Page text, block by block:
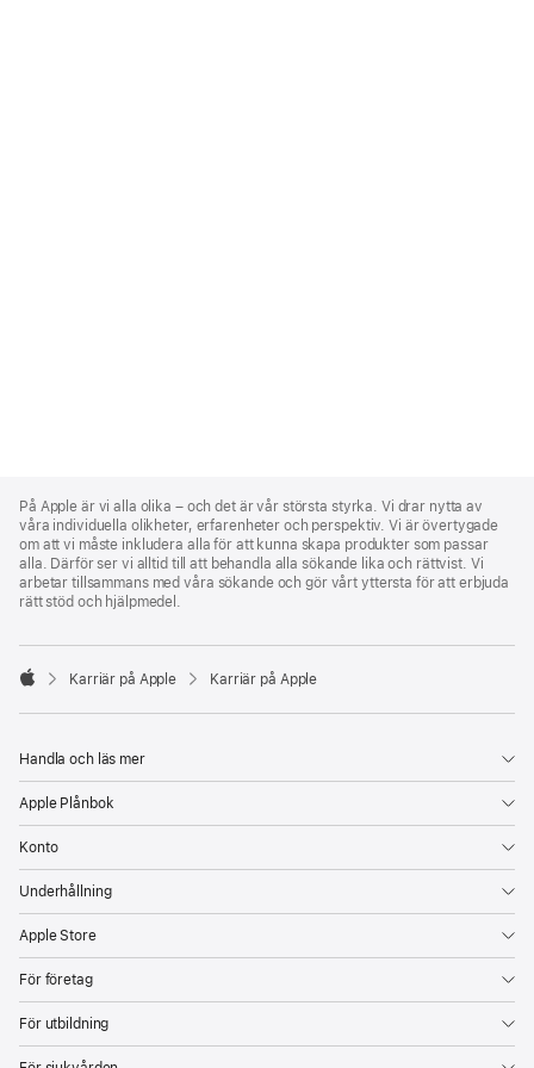
Footer
På Apple är vi alla olika – och det är vår största styrka. Vi drar nytta av
våra individuella olikheter, erfarenheter och perspektiv. Vi är övertygade
om att vi måste inkludera alla för att kunna skapa produkter som passar
alla. Därför ser vi alltid till att behandla alla sökande lika och rättvist. Vi
arbetar tillsammans med våra sökande och gör vårt yttersta för att erbjuda
rätt stöd och hjälpmedel.

Karriär på Apple Karriär på Apple
Handla och läs mer
Apple Plånbok
Konto
Underhållning
Apple Store
För företag
För utbildning